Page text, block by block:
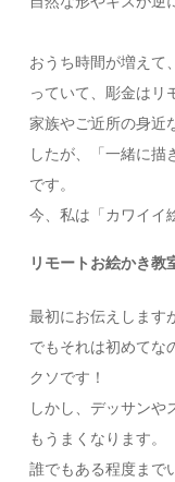
おうち時間が増えて
っていて、彫金はリ
家族やご近所の身近
したが、「一緒に描
です。
今、私は「カワイイ
リモートお絵かき教
最初にお伝えします
でもそれは初めてな
クソです！
しかし、デッサンや
もうまくなります。
誰でもある程度まで
zoom色鉛筆画
リモートお絵か